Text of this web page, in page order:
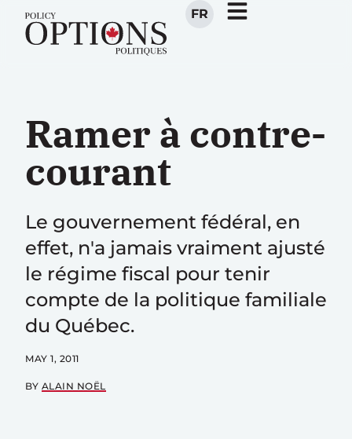
FR
Ramer à contre-
courant
Le gouvernement fédéral, en
effet, n'a jamais vraiment ajusté
le régime fiscal pour tenir
compte de la politique familiale
du Québec.
MAY 1, 2011
BY ALAIN NOËL